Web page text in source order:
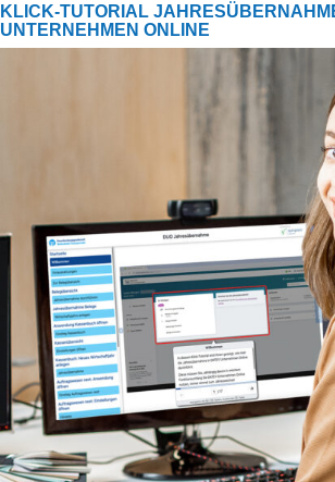
KLICK-TUTORIAL
UNTERNEHMEN ONLINE